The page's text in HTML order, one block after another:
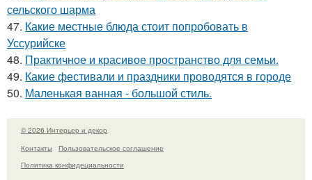
сельского шарма
47. Какие местные блюда стоит попробовать в
Уссурийске
48. Практичное и красивое пространство для семьи.
49. Какие фестивали и праздники проводятся в городе
50. Маленькая ванная - большой стиль.
© 2026 Интерьер и декор
Контакты
Пользовательское соглашение
Политика конфидециальности